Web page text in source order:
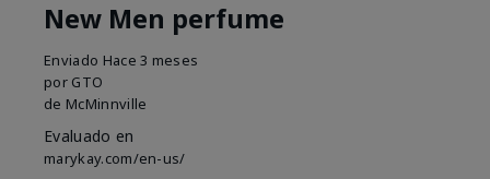
New Men perfume
Enviado Hace 3 meses
por GTO
de McMinnville
Evaluado en
marykay.com/en-us/